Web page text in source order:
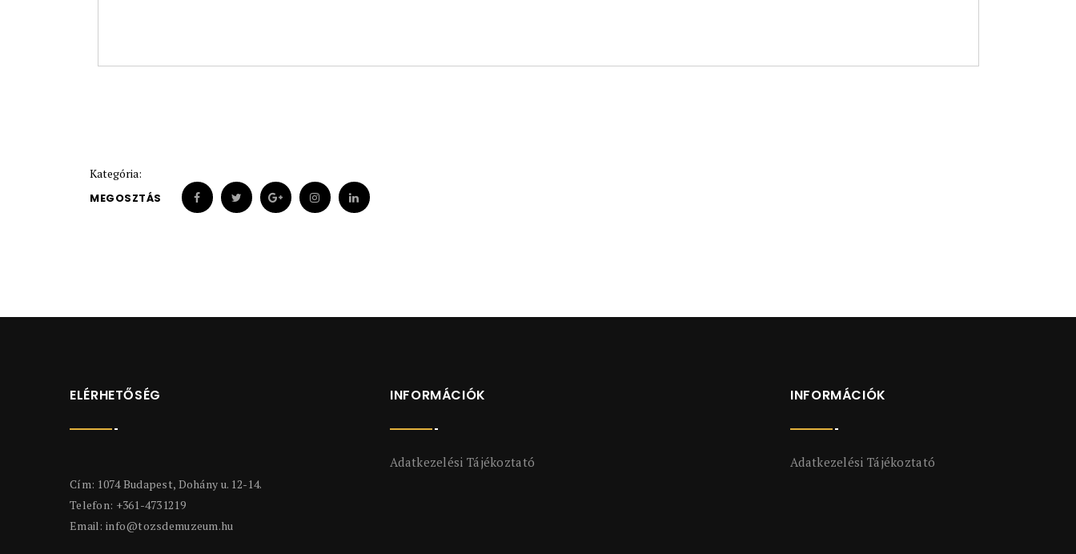
Kategória:
MEGOSZTÁS
ELÉRHETŐSÉG
Cím: 1074 Budapest, Dohány u. 12-14.
Telefon: +361-4731219
Email: info@tozsdemuzeum.hu
INFORMÁCIÓK
Adatkezelési Tájékoztató
INFORMÁCIÓK
Adatkezelési Tájékoztató